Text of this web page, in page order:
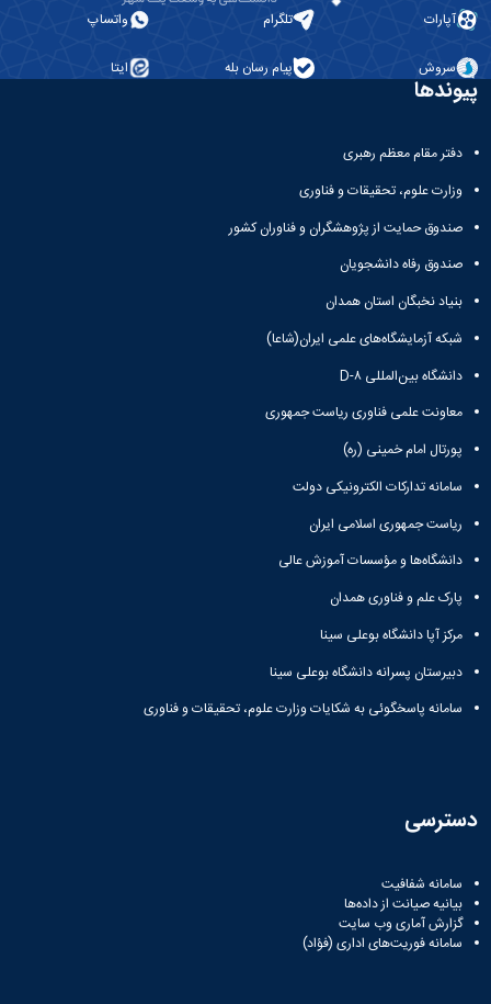
آپارات تلگرام واتساپ
سروش پیام رسان بله ایتا
پیوندها
دفتر مقام معظم رهبری
وزارت علوم، تحقیقات و فناوری
صندوق حمایت از پژوهشگران و فناوران کشور
صندوق رفاه دانشجویان
بنیاد نخبگان استان همدان
شبکه آزمایشگاه‌های علمی ایران(شاعا)
دانشگاه بین‌المللی D-۸
معاونت علمی فناوری ریاست جمهوری
پورتال امام خمینی (ره)
سامانه تدارکات الکترونیکی دولت
ریاست جمهوری اسلامی ایران
دانشگاه‌ها و مؤسسات آموزش عالی
پارک علم و فناوری همدان
مرکز آپا دانشگاه بوعلی سینا
دبیرستان پسرانه دانشگاه بوعلی سینا
سامانه پاسخگوئی به شکایات وزارت علوم، تحقیقات و فناوری
دسترسی
سامانه شفافیت
بیانیه صیانت از داده‌ها
گزارش آماری وب‌ سایت
سامانه فوریت‌های اداری (فؤاد)